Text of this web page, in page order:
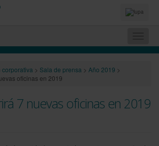
Idiomas
y
corporativa > Sala de prensa > Año 2019 >
oficinas en 2019
7 nuevas oficinas en 2019